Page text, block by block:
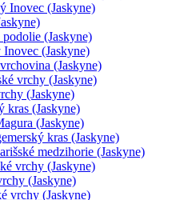
Inovec (Jaskyne)
podolie (Jaskyne)
Inovec (Jaskyne)
(Jaskyne)
vrchy (Jaskyne)
(Jaskyne)
kras (Jaskyne)
(Jaskyne)
kras (Jaskyne)
medzihorie (Jaskyne)
vrchy (Jaskyne)
(Jaskyne)
vrchy (Jaskyne)